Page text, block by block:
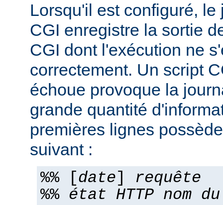
Lorsqu'il est configuré,
CGI enregistre la sortie
CGI dont l'exécution ne
correctement. Un script
échoue provoque la
grande quantité
premières lignes
suivant :
%% [date] requête
%% état HTTP nom